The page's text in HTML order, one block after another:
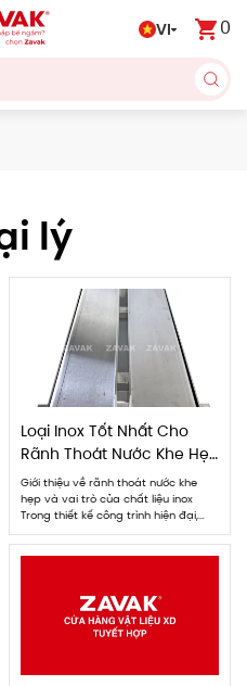
VI 0
lý
Loại Inox Tốt Nhất Cho
Rãnh Thoát Nước Khe Hẹp
Mà Bạn Nên Biết
Giới thiệu về rãnh thoát nước khe
hẹp và vai trò của chất liệu inox
Trong thiết kế công trình hiện đại,
tính thẩm mỹ và hiệu quả sử dụng
luôn là ưu tiên hàng đầu. Một trong